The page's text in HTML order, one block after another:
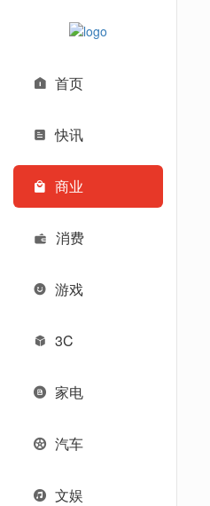
首页
快讯
商业
消费
游戏
3C
家电
汽车
文娱